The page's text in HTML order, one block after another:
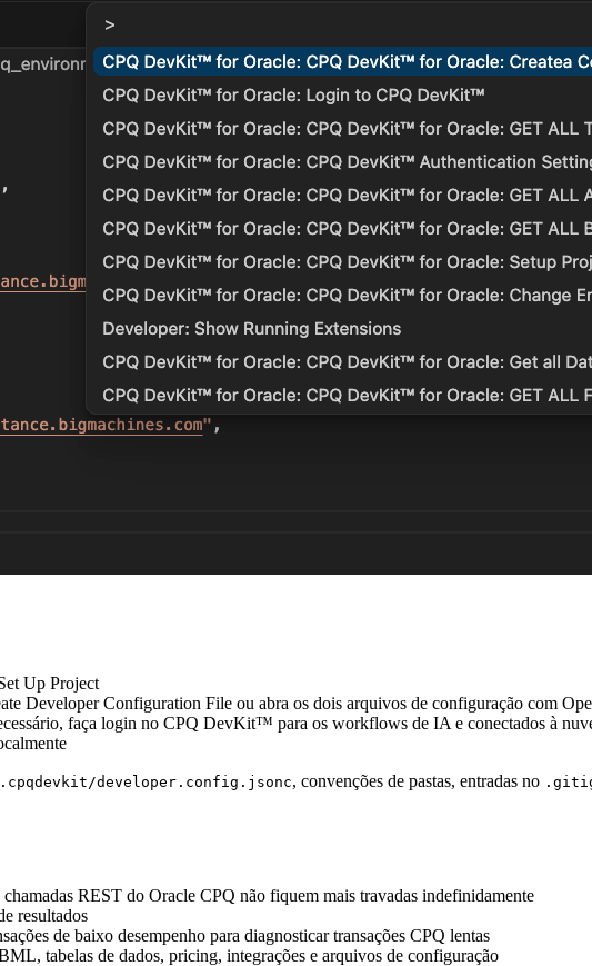
Up Project
Developer Configuration File ou abra os dois arquivos de configuração com
faça login no CPQ DevKit™ para os workflows de IA e conectados à
.cpqdevkit/developer.config.jsonc, convenções de pastas, entradas no
REST do Oracle CPQ não fiquem mais travadas indefinidamente
resultados
de baixo desempenho para diagnosticar transações CPQ lentas
tabelas de dados, pricing, integrações e arquivos de configuração